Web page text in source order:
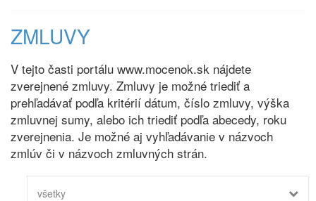
ZMLUVY
V tejto časti portálu www.mocenok.sk nájdete
zverejnené zmluvy. Zmluvy je možné triediť a
prehľadávať podľa kritérií dátum, číslo zmluvy, výška
zmluvnej sumy, alebo ich triediť podľa abecedy, roku
zverejnenia. Je možné aj vyhľadávanie v názvoch
zmlúv či v názvoch zmluvných strán.
všetky